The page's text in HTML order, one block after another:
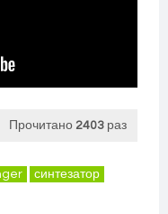
Прочитано 2403 раз
синтезатор